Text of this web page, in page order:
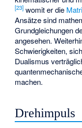
[23] womit er die
Ansätze sind
Grundgleichungen
angesehen.
Schwierigkeiten,
Dualismus
machen.
Drehimpuls